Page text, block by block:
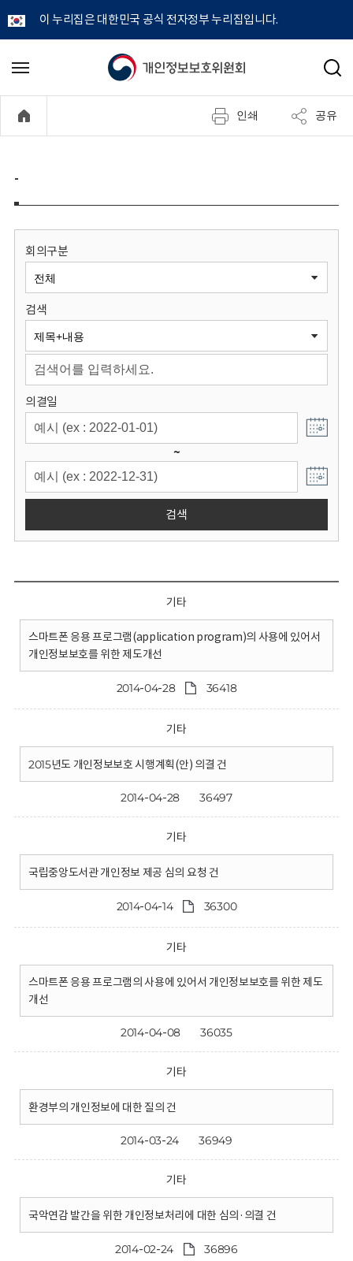
이 누리집은 대한민국 공식 전자정부 누리집입니다.
개
정
보
원
회
메
기
검
인쇄 공유
-
회의구분
검색
의결일
~
검색
기타
스마트폰 응용 프로그램(application program)의 사용에 있어서
개인정보보호를 위한 제도개선
2014-04-28 36418
기타
2015년도 개인정보보호 시행계획(안) 의결 건
2014-04-28 36497
기타
국립중앙도서관 개인정보 제공 심의 요청 건
2014-04-14 36300
기타
스마트폰 응용 프로그램의 사용에 있어서 개인정보보호를 위한 제도
개선
2014-04-08 36035
기타
환경부의 개인정보에 대한 질의 건
2014-03-24 36949
기타
국악연감 발간을 위한 개인정보처리에 대한 심의·의결 건
2014-02-24 36896